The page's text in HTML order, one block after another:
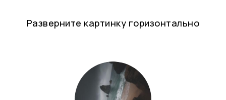
Разверните картинку горизонтально